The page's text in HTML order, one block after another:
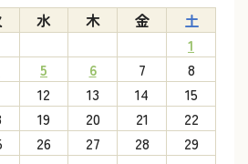
水 木 金
土
1
5 6 7
8
12 13 14
15
19 20 21
22
26 27 28
29